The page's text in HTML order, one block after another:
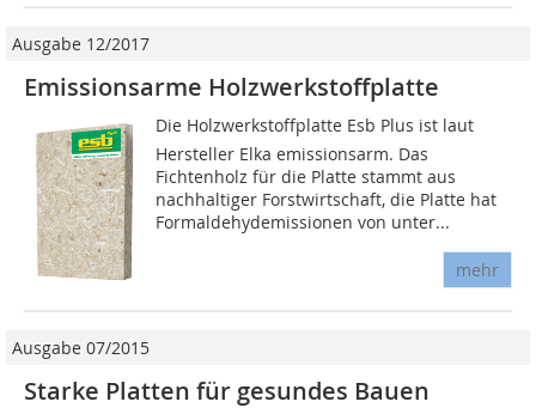
Ausgabe 12/2017
Emissionsarme Holzwerkstoffplatte
Die Holzwerkstoffplatte Esb Plus ist laut
Hersteller Elka emissionsarm. Das
Fichtenholz für die Platte stammt aus
nachhaltiger Forstwirtschaft, die Platte hat
Formaldehydemissionen von unter...
mehr
Ausgabe 07/2015
Starke Platten für gesundes Bauen